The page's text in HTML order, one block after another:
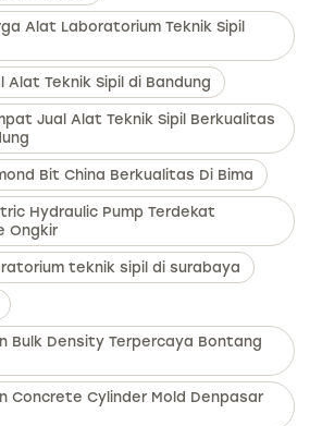
Alat Laboratorium Teknik Sipil
Alat Teknik Sipil di Bandung
Jual Alat Teknik Sipil Berkualitas
Bit China Berkualitas Di Bima
Hydraulic Pump Terdekat
Ongkir
teknik sipil di surabaya
Bulk Density Terpercaya Bontang
Concrete Cylinder Mold Denpasar